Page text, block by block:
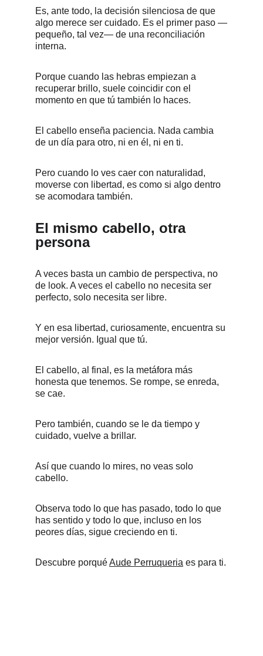
Es, ante todo, la decisión silenciosa de que
algo merece ser cuidado. Es el primer paso —
pequeño, tal vez— de una reconciliación
interna.
Porque cuando las hebras empiezan a
recuperar brillo, suele coincidir con el
momento en que tú también lo haces.
El cabello enseña paciencia. Nada cambia
de un día para otro, ni en él, ni en ti.
Pero cuando lo ves caer con naturalidad,
moverse con libertad, es como si algo dentro
se acomodara también.
El mismo cabello, otra
persona
A veces basta un cambio de perspectiva, no
de look. A veces el cabello no necesita ser
perfecto, solo necesita ser libre.
Y en esa libertad, curiosamente, encuentra su
mejor versión. Igual que tú.
El cabello, al final, es la metáfora más
honesta que tenemos. Se rompe, se enreda,
se cae.
Pero también, cuando se le da tiempo y
cuidado, vuelve a brillar.
Así que cuando lo mires, no veas solo
cabello.
Observa todo lo que has pasado, todo lo que
has sentido y todo lo que, incluso en los
peores días, sigue creciendo en ti.
Descubre porqué Aude Perruqueria es para ti.